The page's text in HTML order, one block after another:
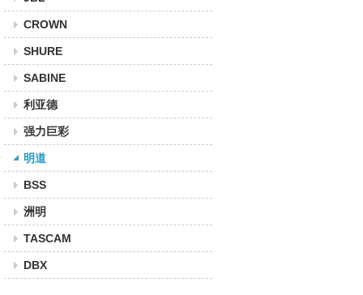
CROWN
SHURE
SABINE
利亚德
强力巨彩
明道
BSS
洲明
TASCAM
DBX